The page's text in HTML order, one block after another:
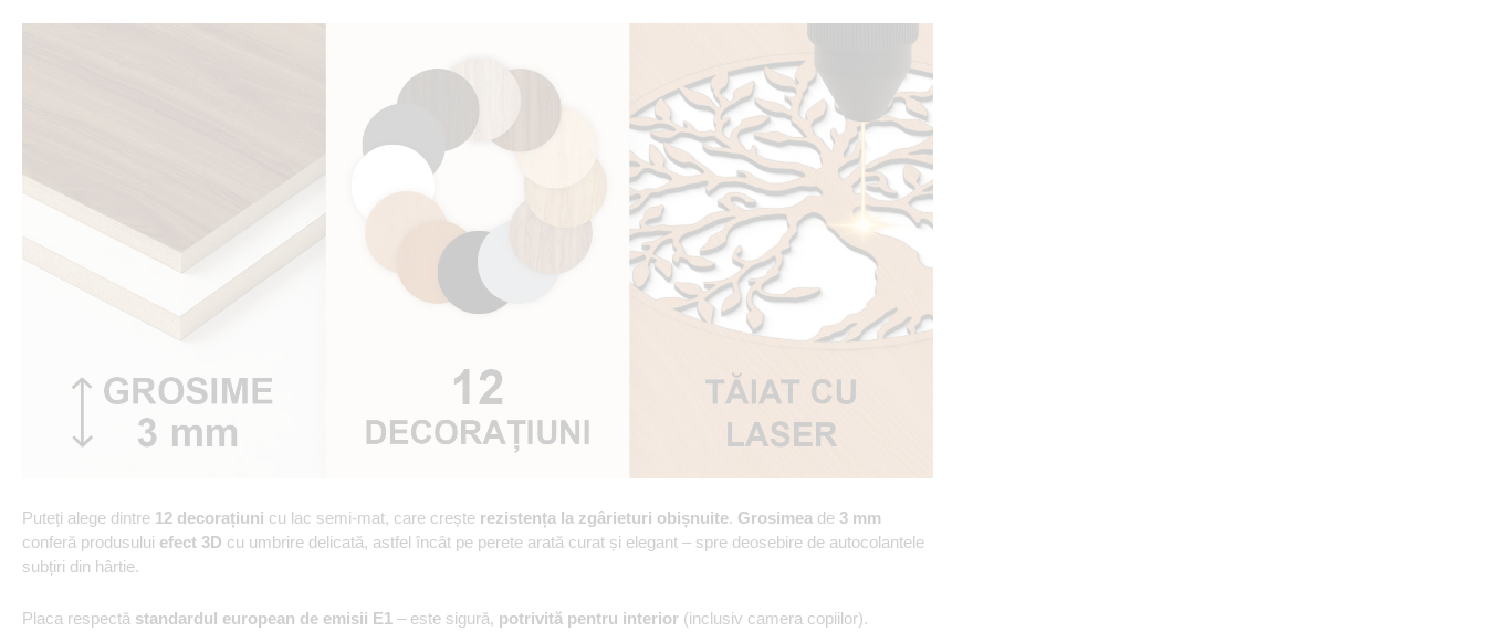
Puteți alege dintre 12 decorațiuni cu lac semi-mat, care crește rezistența la zgârieturi obișnuite. Grosimea de 3 mm
conferă produsului efect 3D cu umbrire delicată, astfel încât pe perete arată curat și elegant – spre deosebire de autocolantele
subțiri din hârtie.
Placa respectă standardul european de emisii E1 – este sigură, potrivită pentru interior (inclusiv camera copiilor).